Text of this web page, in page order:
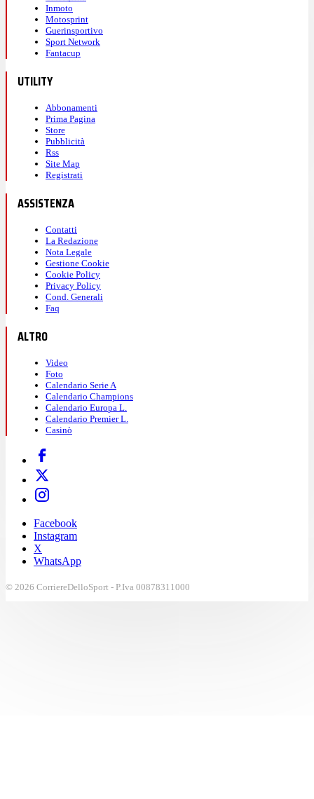
Inmoto
Motosprint
Guerinsportivo
Sport Network
Fantacup
UTILITY
Abbonamenti
Prima Pagina
Store
Pubblicità
Rss
Site Map
Registrati
ASSISTENZA
Contatti
La Redazione
Nota Legale
Gestione Cookie
Cookie Policy
Privacy Policy
Cond. Generali
Faq
ALTRO
Video
Foto
Calendario Serie A
Calendario Champions
Calendario Europa L.
Calendario Premier L.
Casinò
Facebook
Instagram
X
WhatsApp
© 2026 CorriereDelloSport - P.Iva 00878311000